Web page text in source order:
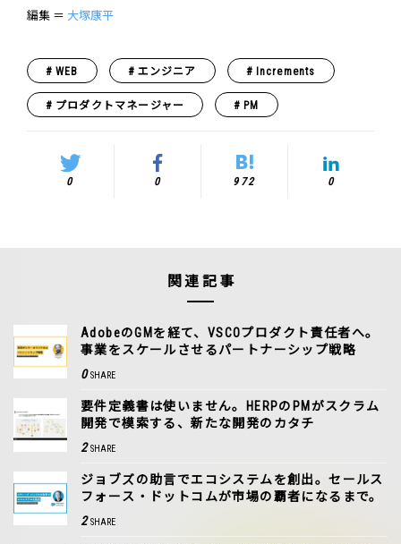
編集 ＝ 大塚康平
WEB エンジニア Increments
プロダクトマネージャー PM
0 0 972 0
関連記事
AdobeのGMを経て、VSCOプロダクト責任者へ。
事業をスケールさせるパートナーシップ戦略
0 SHARE
要件定義書は使いません。HERPのPMがスクラム
開発で模索する、新たな開発のカタチ
2 SHARE
ジョブズの助言でエコシステムを創出。セールス
フォース・ドットコムが市場の覇者になるまで。
2 SHARE